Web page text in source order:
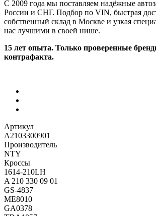
С 2009 года мы поставляем надёжные
России и СНГ. Подбор по VIN, быстрая
собственный склад в Москве и узкая
нас лучшими в своей нише.
15 лет опыта. Только проверенные
контрафакта.
Артикул
A2103300901
Производитель
NTY
Кроссы
1614-210LH
A 210 330 09 01
GS-4837
ME8010
GA0378